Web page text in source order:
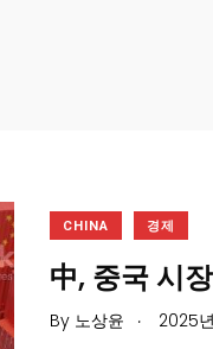
CHINA 경제
中, 중국 시
By 노상윤 . 2025